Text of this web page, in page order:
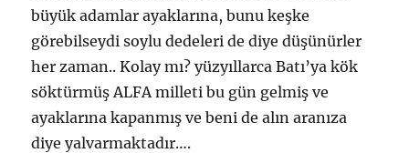
büyük adamlar ayaklarına, bunu keşke
görebilseydi soylu dedeleri de diye düşünürler
her zaman.. Kolay mı? yüzyıllarca Batı’ya kök
söktürmüş ALFA milleti bu gün gelmiş ve
ayaklarına kapanmış ve beni de alın aranıza
diye yalvarmaktadır….